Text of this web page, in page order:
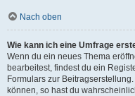
Nach oben
Wie kann ich eine Umfrage
Wenn du ein neues Thema
bearbeitest, findest du ein
Formulars zur
können, so hast du